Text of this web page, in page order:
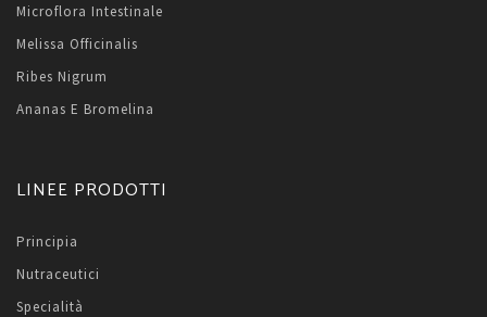
Microflora Intestinale
Melissa Officinalis
Ribes Nigrum
Ananas E Bromelina
LINEE PRODOTTI
Principia
Nutraceutici
Specialità